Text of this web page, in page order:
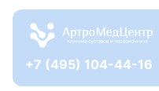
+7 (495) 104-44-16